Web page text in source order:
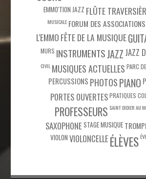
EMMO'TION JAZZ FLÛTE
MUSICALE FORUM DES ASSOCIATIONS
L'EMMOFÊTE DE LA MUSIQUE
MURS INSTRUMENTSJAZZ JAZZ
CIVIL MUSIQUES ACTUELLES PARC
PERCUSSIONS PHOTOSPIANO
PORTES OUVERTESPRATIQUES
PROFESSEURS SAINT DIDIER AU
SAXOPHONE STAGE MUSIQUE
VIOLON VIOLONCELLE ÉLÈVES